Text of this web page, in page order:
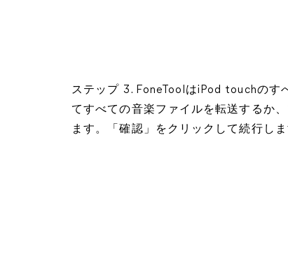
ステップ 3. FoneToolはiPod touchのす
てすべての音楽ファイルを転送するか
ます。「確認」をクリックして続行しま